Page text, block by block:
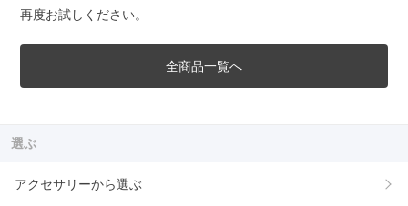
再度お試しください。
全商品一覧へ
選ぶ
アクセサリーから選ぶ